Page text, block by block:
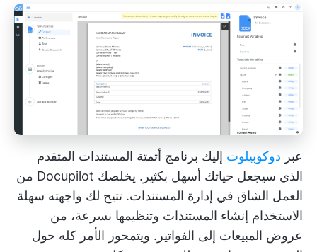
عبر دوكوبيلوت إليك برنامج أتمتة المستندات المتقدم
الذي سيجعل حياتك أسهل بكثير. يخلصك Docupilot من
العمل الشاق في إدارة المستندات. تتيح لك واجهته سهلة
الاستخدام إنشاء المستندات وتنظيمها بسرعة، من
عروض المبيعات إلى الفواتير. ويتمحور الأمر كله حول